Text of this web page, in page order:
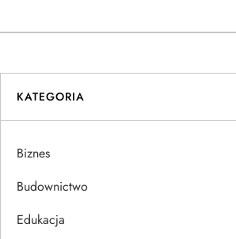
w
i
g
a
c
KATEGORIA
Biznes
Budownictwo
Edukacja